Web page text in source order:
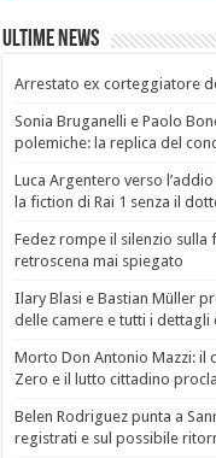
Ultime News
Arrestato ex corteggiatore
Sonia Bruganelli e Paolo
polemiche: la replica del
Luca Argentero verso
la fiction di Rai 1 senza il
Fedez rompe il silenzio sulla
retroscena mai spiegato
Ilary Blasi e Bastian Müller
delle camere e tutti i dettagli
Morto Don Antonio Mazzi: il
Zero e il lutto cittadino
Belen Rodriguez punta a
registrati e sul possibile